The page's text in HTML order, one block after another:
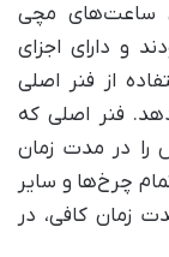
ساعت‌های مچی
و دارای اجزای
از فنر اصلی
فنر اصلی که
در مدت زمان
چرخ‌ها و سایر
زمان کافی، در